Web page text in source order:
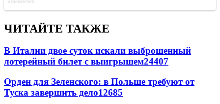
ЧИТАЙТЕ ТАКЖЕ
В Италии двое суток искали выброшенный
лотерейный билет с выигрышем24407
Орден для Зеленского: в Польше требуют от
Туска завершить дело12685